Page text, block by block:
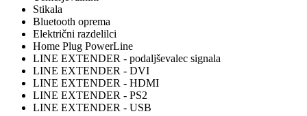
Stikala
Bluetooth oprema
Električni razdelilci
Home Plug PowerLine
LINE EXTENDER - podaljševalec signala
LINE EXTENDER - DVI
LINE EXTENDER - HDMI
LINE EXTENDER - PS2
LINE EXTENDER - USB